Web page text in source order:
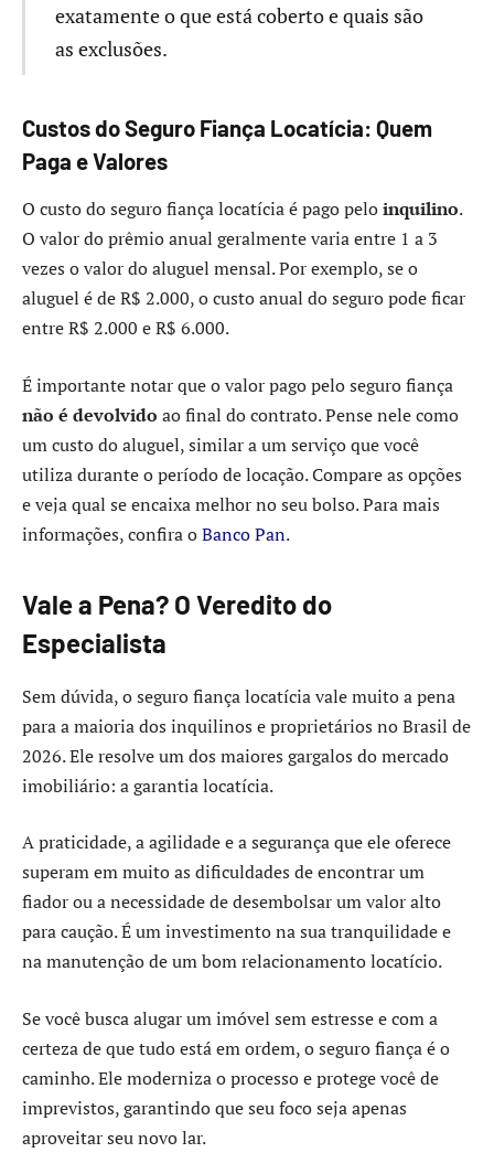
exatamente o que está coberto e quais são
as exclusões.
Custos do Seguro Fiança Locatícia: Quem
Paga e Valores
O custo do seguro fiança locatícia é pago peloinquilino.
O valor do prêmio anual geralmente varia entre 1 a 3
vezes o valor do aluguel mensal. Por exemplo, se o
aluguel é de R$ 2.000, o custo anual do seguro pode ficar
entre R$ 2.000 e R$ 6.000.
É importante notar que o valor pago pelo seguro fiança
não é devolvido ao final do contrato. Pense nele como
um custo do aluguel, similar a um serviço que você
utiliza durante o período de locação. Compare as opções
e veja qual se encaixa melhor no seu bolso. Para mais
informações, confira oBanco Pan.
Vale a Pena? O Veredito do
Especialista
Sem dúvida, o seguro fiança locatícia vale muito a pena
para a maioria dos inquilinos e proprietários no Brasil de
2026. Ele resolve um dos maiores gargalos do mercado
imobiliário: a garantia locatícia.
A praticidade, a agilidade e a segurança que ele oferece
superam em muito as dificuldades de encontrar um
fiador ou a necessidade de desembolsar um valor alto
para caução. É um investimento na sua tranquilidade e
na manutenção de um bom relacionamento locatício.
Se você busca alugar um imóvel sem estresse e com a
certeza de que tudo está em ordem, o seguro fiança é o
caminho. Ele moderniza o processo e protege você de
imprevistos, garantindo que seu foco seja apenas
aproveitar seu novo lar.